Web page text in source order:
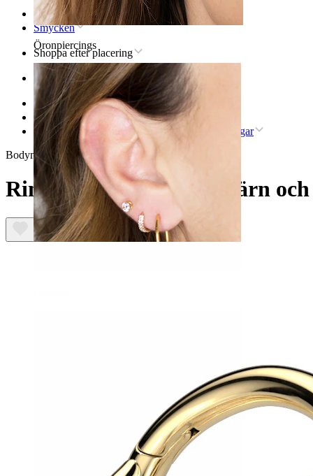
Öronpiercings
Hem
Smycken
Shoppa efter placering
Öron
Helix
Helixpiercingsmycke i titan
Ring av titan med gångjärn och tre chevron-ringar
Bodymod Trend
Ring av titan med gångjärn